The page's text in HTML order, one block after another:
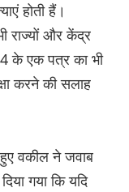
होती हैं।
राज्यों और केंद्र
के एक पत्र का भी
करने की सलाह
वकील ने जवाब
गया कि यदि